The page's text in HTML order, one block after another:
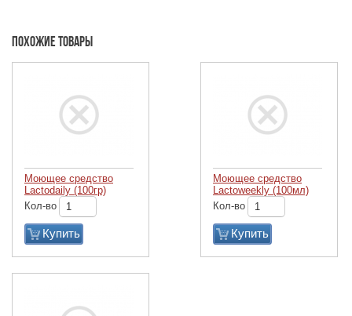
Похожие товары
Моющее средство
Lactodaily (100гр)
Кол-во
Купить
Моющее средство
Lactoweekly (100мл)
Кол-во
Купить